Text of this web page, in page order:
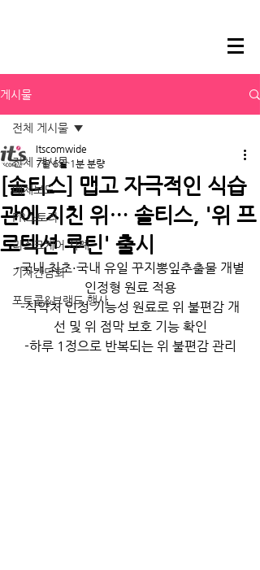
게시물
전체 게시물
매체보도
PR스토리
리스크케어 사례
기자간담회
포토콜&브랜드 행사
전체 게시물
[솔티스] 맵고 자극적인 식습
관에 지친 위… 솔티스, '위 프
로텍션 루틴' 출시
Itscomwide
7월 6일 1분 분량
-국내 최초·국내 유일 꾸지뽕잎추출물 개별
인정형 원료 적용
-식약처 인정 기능성 원료로 위 불편감 개
선 및 위 점막 보호 기능 확인
-하루 1정으로 반복되는 위 불편감 관리